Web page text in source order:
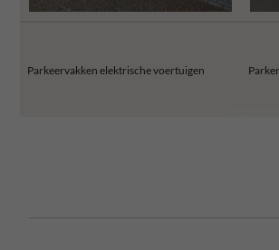
Parkeervakken elektrische voertuigen